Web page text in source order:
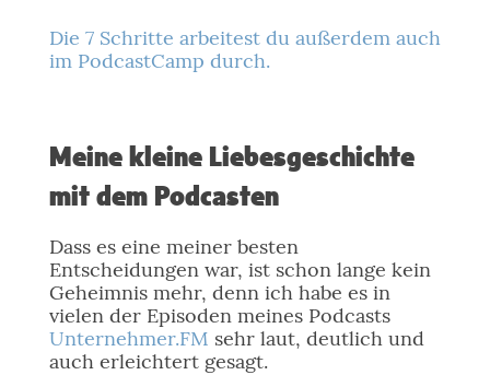
Die 7 Schritte arbeitest du außerdem auch
im PodcastCamp durch.
Meine kleine Liebesgeschichte
mit dem Podcasten
Dass es eine meiner besten
Entscheidungen war, ist schon lange kein
Geheimnis mehr, denn ich habe es in
vielen der Episoden meines Podcasts
Unternehmer.FM sehr laut, deutlich und
auch erleichtert gesagt.